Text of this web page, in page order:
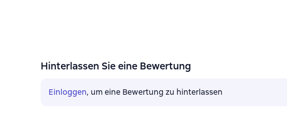
Hinterlassen Sie eine Bewertung
Einloggen, um eine Bewertung zu hinterlassen